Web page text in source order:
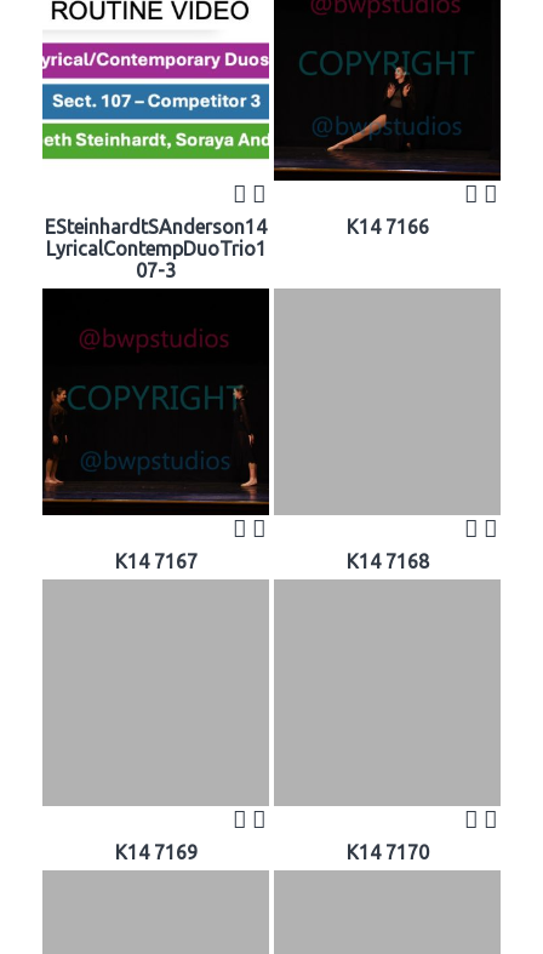
ESteinhardtSAnderson14
LyricalContempDuoTrio1
07-3
K14 7166
K14 7167 K14 7168
K14 7169 K14 7170